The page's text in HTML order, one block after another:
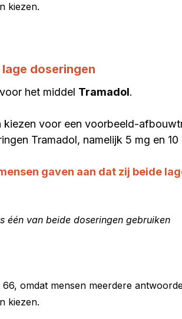
kiezen.
doseringen
het middel Tramadol.
kiezen voor een voorbeeld-
Tramadol, namelijk 5 mg en 10
gaven aan dat zij beide
één van beide doseringen gebruiken
omdat mensen meerdere
kiezen.